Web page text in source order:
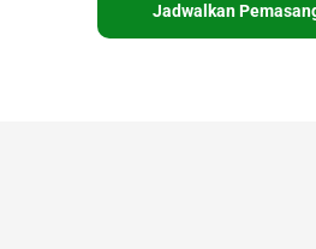
Jadwalkan